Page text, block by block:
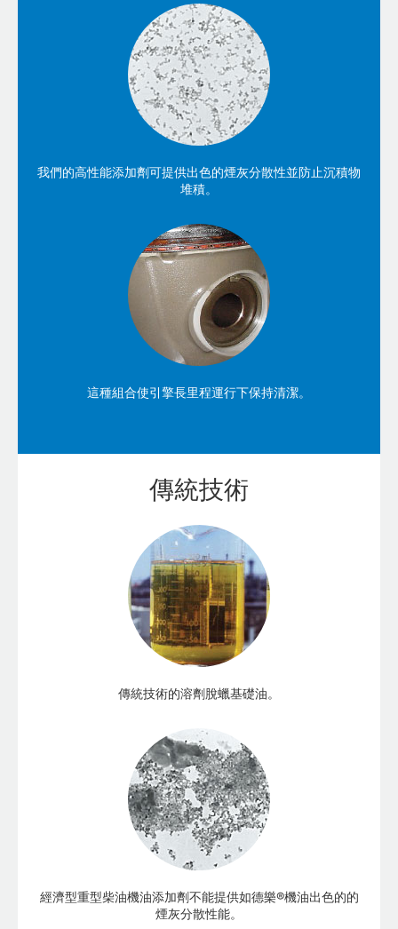
我們的高性能添加劑可提供出色的煙灰分散性並防止沉積物
堆積。
這種組合使引擎長里程運行下保持清潔。
傳統技術
傳統技術的溶劑脫蠟基礎油。
經濟型重型柴油機油添加劑不能提供如德樂®機油出色的的
煙灰分散性能。